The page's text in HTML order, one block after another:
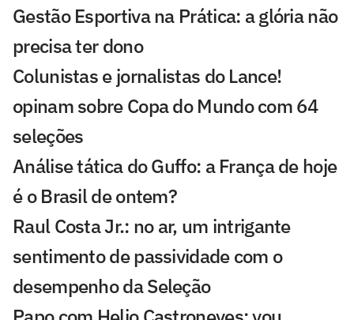
Gestão Esportiva na Prática: a glória não
precisa ter dono
Colunistas e jornalistas do Lance!
opinam sobre Copa do Mundo com 64
seleções
Análise tática do Guffo: a França de hoje
é o Brasil de ontem?
Raul Costa Jr.: no ar, um intrigante
sentimento de passividade com o
desempenho da Seleção